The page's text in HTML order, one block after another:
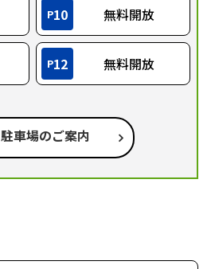
P10 無料開放
P12 無料開放
駐車場のご案内